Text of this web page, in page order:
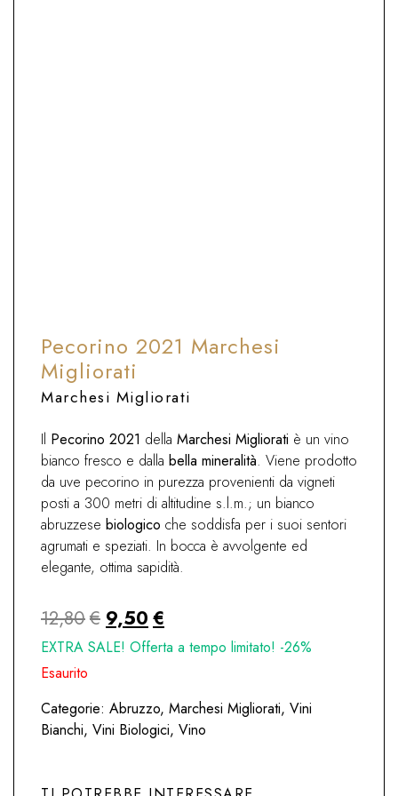
Pecorino 2021 Marchesi
Migliorati
Marchesi Migliorati
Il Pecorino 2021 della Marchesi Migliorati è un vino
bianco fresco e dalla bella mineralità. Viene prodotto
da uve pecorino in purezza provenienti da vigneti
posti a 300 metri di altitudine s.l.m.; un bianco
abruzzese biologico che soddisfa per i suoi sentori
agrumati e speziati. In bocca è avvolgente ed
elegante, ottima sapidità.
12,80€ Il
prezzo
era:
12,80€.
9,50 €
prezzo
è:
9,50€.
EXTRA SALE! Offerta a tempo limitato! -26%
Esaurito
Categorie: Abruzzo, Marchesi Migliorati, Vini
Bianchi, Vini Biologici, Vino